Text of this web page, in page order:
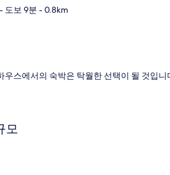
- 도보 9분 - 0.8km
우스에서의 숙박은 탁월한 선택이 될 것입
모